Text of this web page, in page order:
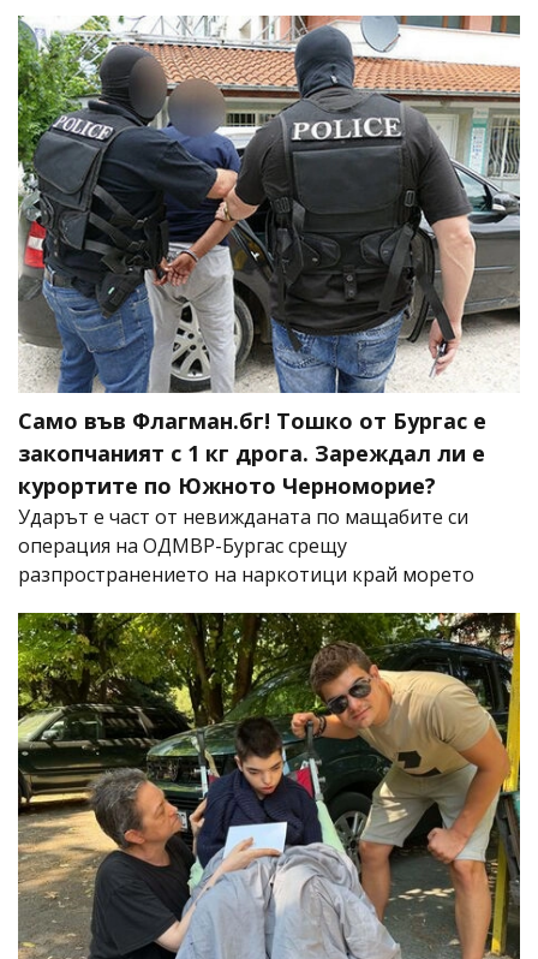
Само във Флагман.бг! Тошко от Бургас е
закопчаният с 1 кг дрога. Зареждал ли е
курортите по Южното Черноморие?
Ударът е част от невижданата по мащабите си
операция на ОДМВР-Бургас срещу
разпространението на наркотици край морето